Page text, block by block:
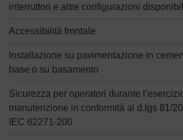
interruttori e altre configurazioni
Accessibilità frontale
Installazione su pavimentazione in
base o su basamento
Sicurezza per operatori durante
manutenzione in conformità al d.lgs 81/
IEC 62271-200